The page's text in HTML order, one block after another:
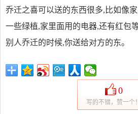
乔迁之喜可以送的东西很多,比如像
一些绿植,家里面用的电器,还有红包
别人乔迁的时候,你送给对方的东。
0
写的不错，赞一个！